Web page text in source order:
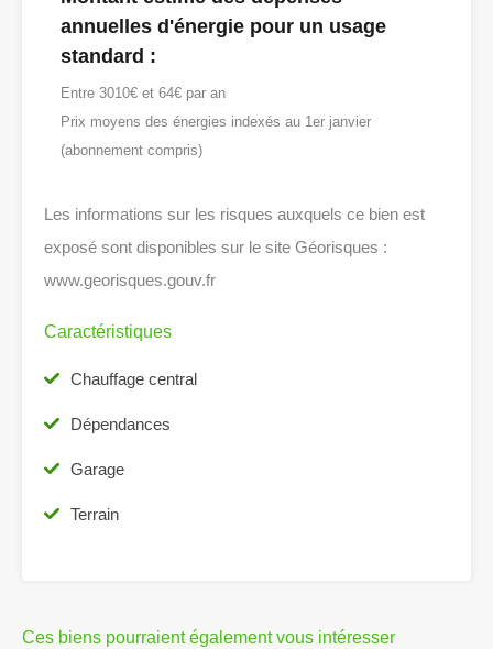
annuelles d'énergie pour un usage
standard :
Entre 3010€ et 64€ par an
Prix moyens des énergies indexés au 1er janvier
(abonnement compris)
Les informations sur les risques auxquels ce bien est
exposé sont disponibles sur le site Géorisques :
www.georisques.gouv.fr
Caractéristiques
Chauffage central
Dépendances
Garage
Terrain
Ces biens pourraient également vous intéresser